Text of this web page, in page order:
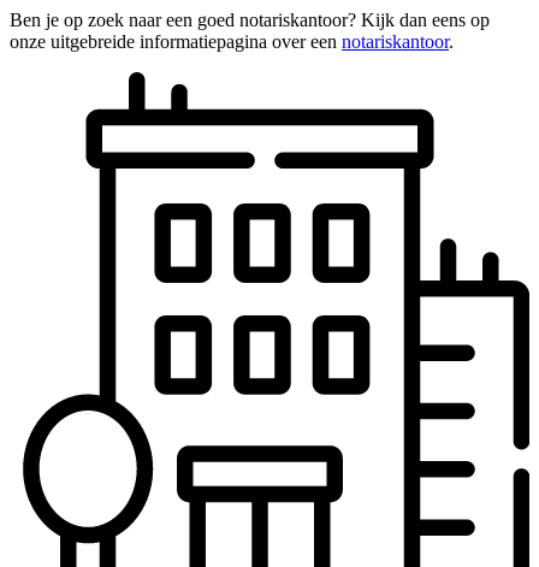
Ben je op zoek naar een goed notariskantoor? Kijk dan eens op
onze uitgebreide informatiepagina over een notariskantoor.